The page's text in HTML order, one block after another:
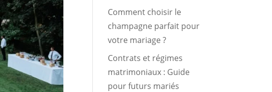
Comment choisir le
champagne parfait pour
votre mariage ?
Contrats et régimes
matrimoniaux : Guide
pour futurs mariés